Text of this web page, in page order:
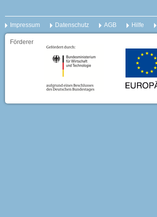
Impressum Datenschutz AGB Hilfe
Förderer